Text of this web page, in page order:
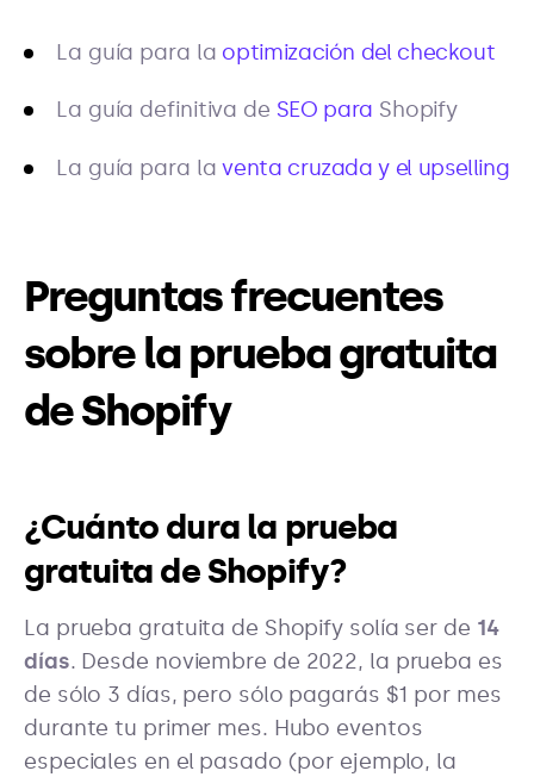
La guía para la optimización del checkout
La guía definitiva de SEO para Shopify
La guía para laventa cruzada y el upselling
Preguntas frecuentes
sobre la prueba gratuita
de Shopify
¿Cuánto dura la prueba
gratuita de Shopify?
La prueba gratuita de Shopify solía ser de 14
días. Desde noviembre de 2022, la prueba es
de sólo 3 días, pero sólo pagarás $1 por mes
durante tu primer mes. Hubo eventos
especiales en el pasado (por ejemplo, la